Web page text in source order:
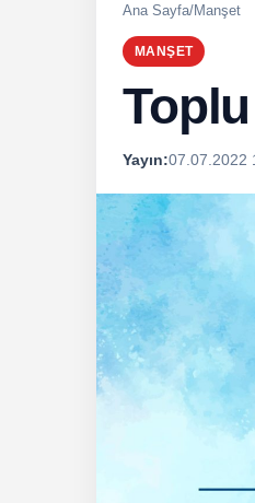
Ana Sayfa/Manşet
MANŞET
Yayın:07.07.2022